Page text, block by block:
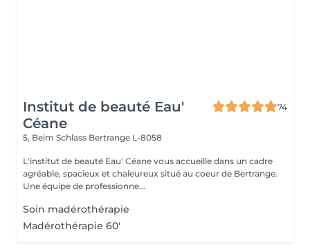
Institut de beauté Eau'
Céane
74
5, Beim Schlass Bertrange L-8058
L'institut de beauté Eau' Céane vous accueille dans un cadre
agréable, spacieux et chaleureux situé au coeur de Bertrange.
Une équipe de professionne...
Soin madérothérapie
Madérothérapie 60'